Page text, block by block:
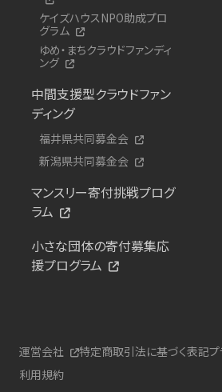
ケイズハウスNPO助成プロ
グラム
ゆめ・まちクラウドファンディ
ング
中間支援型クラウドファン
ディング
福井県共同募金会
新潟県共同募金会
マンスリー寄付挑戦プログ
ラム
小さな団体の寄付募集応
援プログラム
運営会社 特定商取引法に基づく表記プ
利用規約